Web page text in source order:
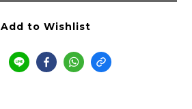
Add to Wishlist